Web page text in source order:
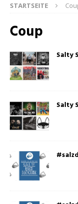
STARTSEITE
Coup
Salty
Salty